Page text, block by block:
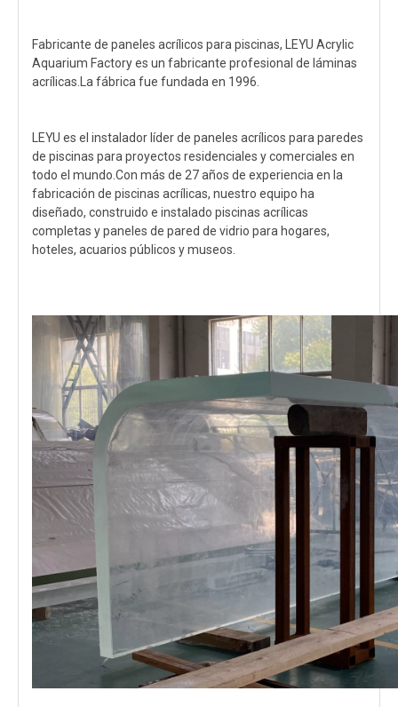
Fabricante de paneles acrílicos para piscinas, LEYU Acrylic
Aquarium Factory es un fabricante profesional de láminas
acrílicas.La fábrica fue fundada en 1996.
LEYU es el instalador líder de paneles acrílicos para paredes
de piscinas para proyectos residenciales y comerciales en
todo el mundo.Con más de 27 años de experiencia en la
fabricación de piscinas acrílicas, nuestro equipo ha
diseñado, construido e instalado piscinas acrílicas
completas y paneles de pared de vidrio para hogares,
hoteles, acuarios públicos y museos.